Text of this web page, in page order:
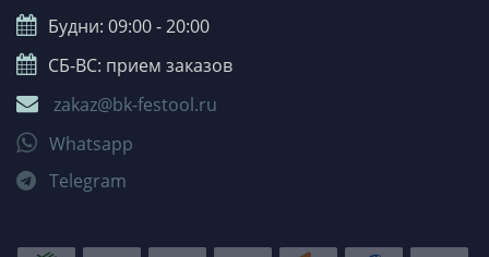
Будни: 09:00 - 20:00
СБ-ВС: прием заказов
zakaz@bk-festool.ru
Whatsapp
Telegram